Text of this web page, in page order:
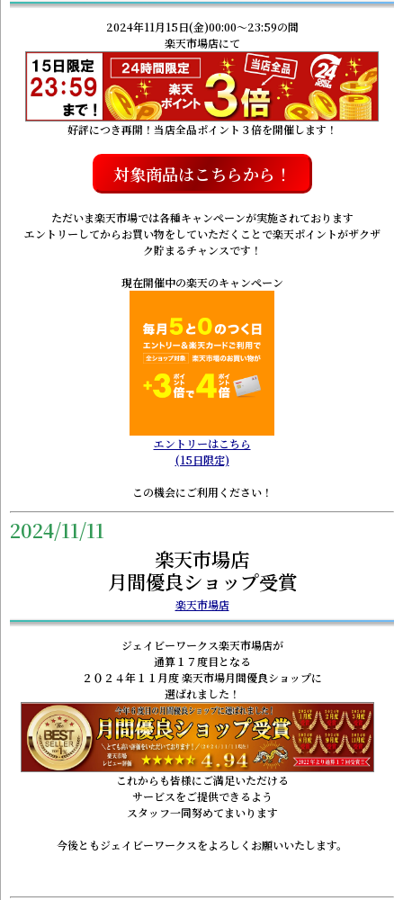
2024年11月15日(金)00:00～23:59の間
楽天市場店にて
好評につき再開！当店全品ポイント３倍を開催します！
対象商品はこちらから！
ただいま楽天市場では各種キャンペーンが実施されております
エントリーしてからお買い物をしていただくことで楽天ポイントがザクザ
ク貯まるチャンスです！
現在開催中の楽天のキャンペーン
エントリーはこちら
(15日限定)
この機会にご利用ください！
2024/11/11
楽天市場店
月間優良ショップ受賞
楽天市場店
ジェイビーワークス楽天市場店が
通算１７度目となる
２０２４年１１月度 楽天市場月間優良ショップに
選ばれました！
これからも皆様にご満足いただける
サービスをご提供できるよう
スタッフ一同努めてまいります
今後ともジェイビーワークスをよろしくお願いいたします。